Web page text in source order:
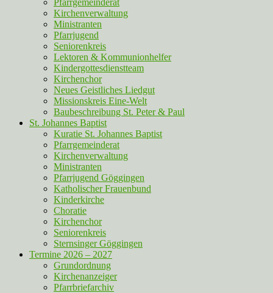
Pfarrgemeinderat
Kirchenverwaltung
Ministranten
Pfarrjugend
Seniorenkreis
Lektoren & Kommunionhelfer
Kindergottesdienstteam
Kirchenchor
Neues Geistliches Liedgut
Missionskreis Eine-Welt
Baubeschreibung St. Peter & Paul
St. Johannes Baptist
Kuratie St. Johannes Baptist
Pfarrgemeinderat
Kirchenverwaltung
Ministranten
Pfarrjugend Göggingen
Katholischer Frauenbund
Kinderkirche
Choratie
Kirchenchor
Seniorenkreis
Sternsinger Göggingen
Termine 2026 – 2027
Grundordnung
Kirchenanzeiger
Pfarrbriefarchiv